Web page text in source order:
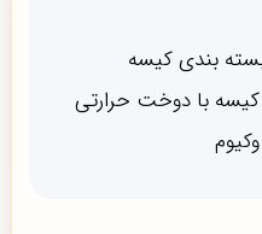
بندی کیسه
با دوخت حرارتی